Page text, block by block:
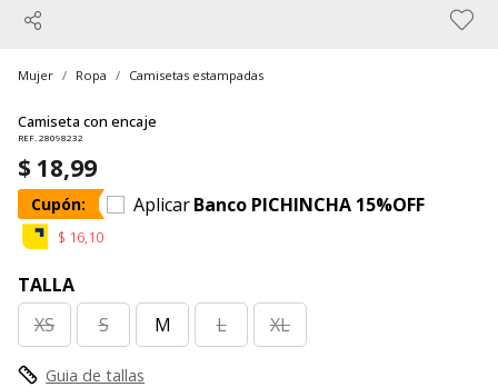
Mujer Ropa Camisetas estampadas
Camiseta con encaje
REF. 28098232
$ 18,99
Cupón: AplicarBanco PICHINCHA 15%OFF
$ 16,10
TALLA
XS
S M L XL
Guia de tallas